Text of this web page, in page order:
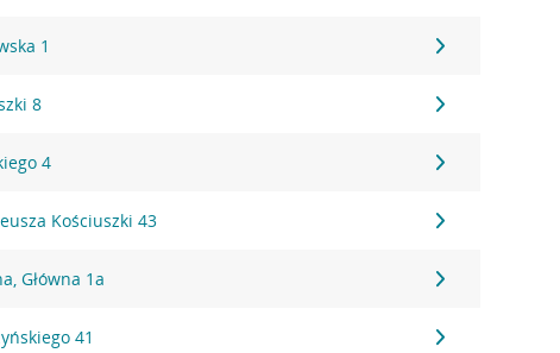
1
8
4
Kościuszki 43
Główna 1a
41